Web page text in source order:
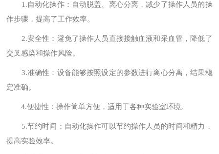
1.自动化操作：自动脱盖、离心分离，减少了操作人员的操
作步骤，提高了工作效率。
2.安全性：避免了操作人员直接接触血液和采血管，降低了
交叉感染和操作风险。
3.准确性：设备能够按照设定的参数进行离心分离，结果稳
定准确。
4.便捷性：操作简单方便，适用于各种实验室环境。
5.节约时间：自动化操作可以节约操作人员的时间和精力，
提高实验效率。